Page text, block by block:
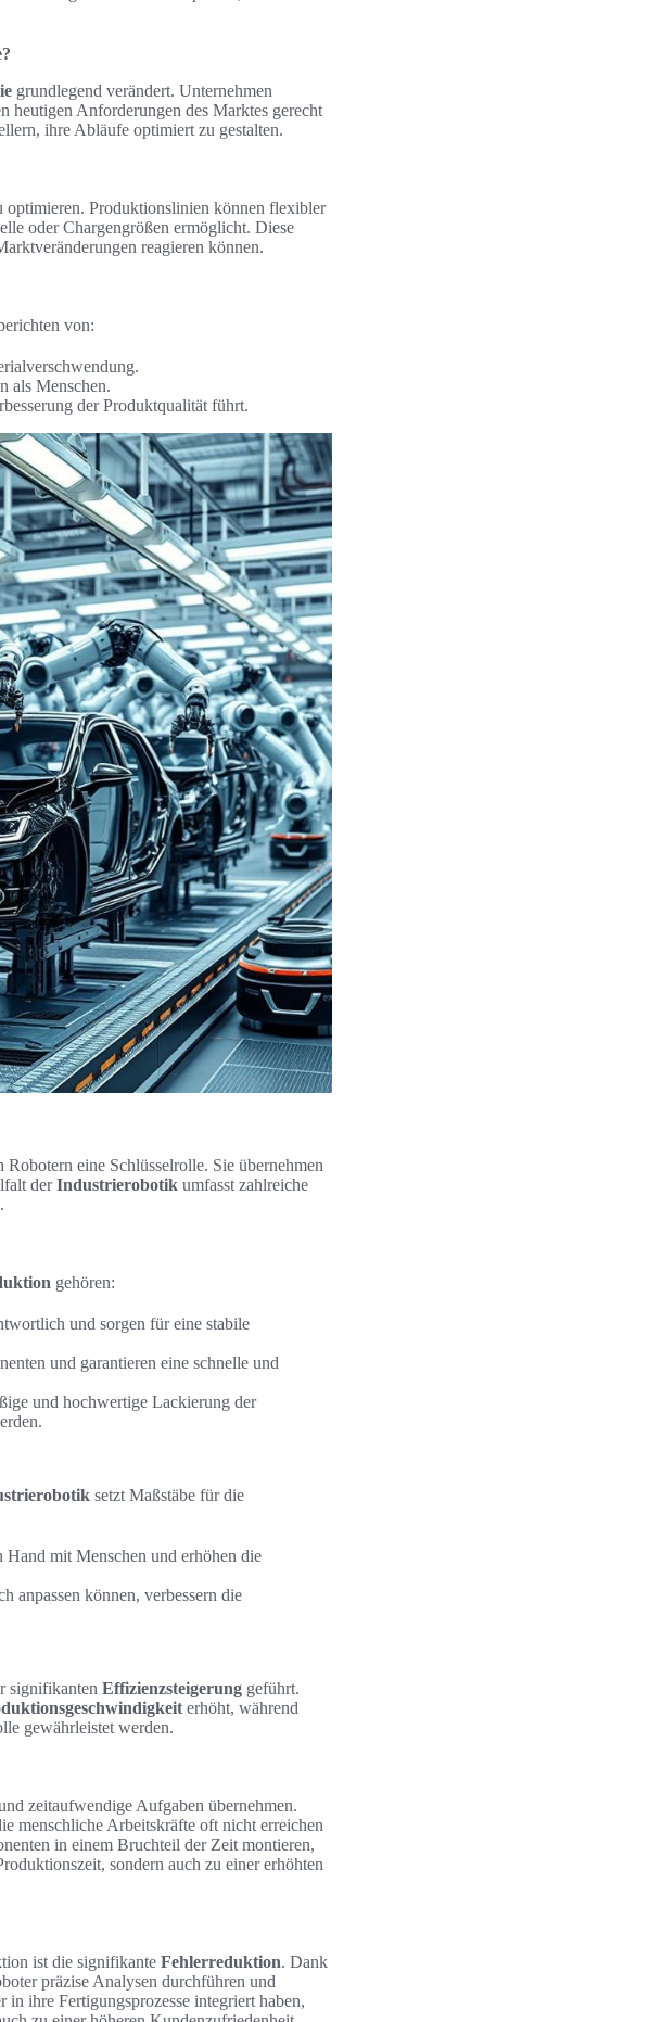
grundlegend verändert. Unternehmen
heutigen Anforderungen des Marktes gerecht
ihre Abläufe optimiert zu gestalten.
optimieren. Produktionslinien können flexibler
oder Chargengrößen ermöglicht. Diese
reagieren können.
von:
als Menschen.
der Produktqualität führt.
eine Schlüsselrolle. Sie übernehmen
derIndustrierobotik umfasst zahlreiche
gehören:
und sorgen für eine stabile
und garantieren eine schnelle und
und hochwertige Lackierung der
setzt Maßstäbe für die
mit Menschen und erhöhen die
anpassen können, verbessern die
signifikanten Effizienzsteigerung geführt.
erhöht, während
gewährleistet werden.
zeitaufwendige Aufgaben übernehmen.
menschliche Arbeitskräfte oft nicht erreichen
in einem Bruchteil der Zeit montieren,
sondern auch zu einer erhöhten
ist die signifikante Fehlerreduktion. Dank
präzise Analysen durchführen und
ihre Fertigungsprozesse integriert haben,